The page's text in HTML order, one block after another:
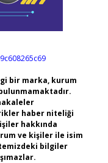
bir marka, kurum
haber niteliği
hakkında
ve kişiler ile isim
bilgiler